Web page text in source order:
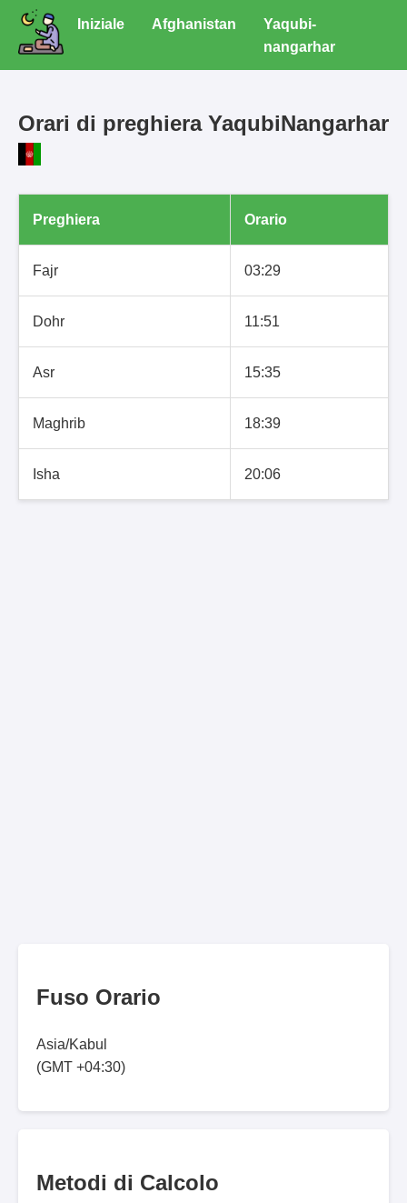
Iniziale Afghanistan
Yaqubi-
nangarhar
Orari di preghiera YaqubiNangarhar
Preghiera Orario
Fajr 03:29
Dohr 11:51
Asr 15:35
Maghrib 18:39
Isha 20:06
Fuso Orario
Asia/Kabul
(GMT +04:30)
Metodi di Calcolo